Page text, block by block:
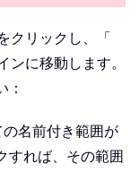
クリックし、「
ンに移動します。
：
名前付き範囲が
すれば、その範囲